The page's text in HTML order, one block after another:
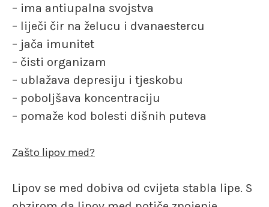
– ima antiupalna svojstva
– liječi čir na želucu i dvanaestercu
– jača imunitet
– čisti organizam
– ublažava depresiju i tjeskobu
– poboljšava koncentraciju
– pomaže kod bolesti dišnih puteva
Zašto lipov med?
Lipov se med dobiva od cvijeta stabla lipe. S